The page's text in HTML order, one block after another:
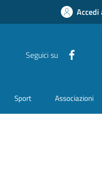
Seguici su
Sport Associazioni